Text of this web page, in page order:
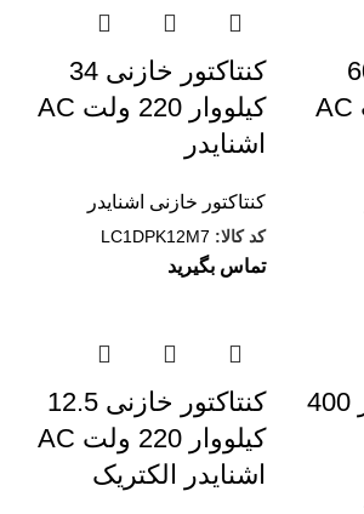
60
کیلووار 220 ولت AC
کنتاکتور خازنی 34
کیلووار 220 ولت AC
اشنایدر
کنتاکتور خازنی اشنایدر
کد کالا: LC1DPK12M7
تماس بگیرید
خازن 7.5 کیلووار 400
کنتاکتور خازنی 12.5
کیلووار 220 ولت AC
اشنایدر الکتریک